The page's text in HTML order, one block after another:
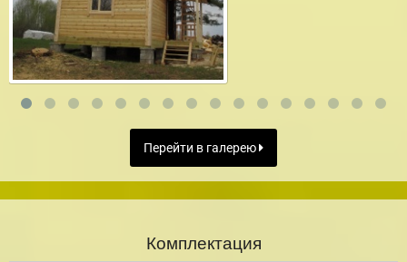
Перейти в галерею
Комплектация